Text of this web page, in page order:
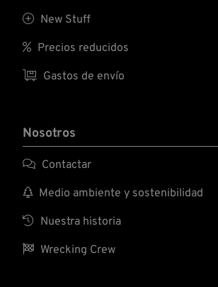
 New Stuff
 Precios reducidos
 Gastos de envío
Nosotros
 Contactar
 Medio ambiente y sostenibilidad
 Nuestra historia
 Wrecking Crew